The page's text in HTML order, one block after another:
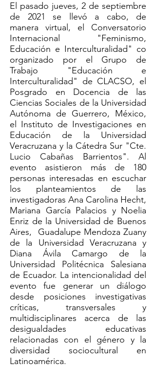
El pasado jueves, 2 de septiembre
de 2021 se llevó a cabo, de
manera virtual, el Conversatorio
Internacional "Feminismo,
Educación e Interculturalidad" co
organizado por el Grupo de
Trabajo "Educación e
Interculturalidad" de CLACSO, el
Posgrado en Docencia de las
Ciencias Sociales de la Universidad
Autónoma de Guerrero, México,
el Instituto de Investigaciones en
Educación de la Universidad
Veracruzana y la Cátedra Sur "Cte.
Lucio Cabañas Barrientos". Al
evento asistieron más de 180
personas interesadas en escuchar
los planteamientos de las
investigadoras Ana Carolina Hecht,
Mariana García Palacios y Noelia
Enriz de la Universidad de Buenos
Aires, Guadalupe Mendoza Zuany
de la Universidad Veracruzana y
Diana Ávila Camargo de la
Universidad Politécnica Salesiana
de Ecuador. La intencionalidad del
evento fue generar un diálogo
desde posiciones investigativas
críticas, transversales y
multidisciplinares acerca de las
desigualdades educativas
relacionadas con el género y la
diversidad sociocultural en
Latinoamérica.